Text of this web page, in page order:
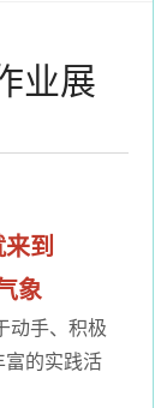
业展
到
象
动手、积极
富的实践活